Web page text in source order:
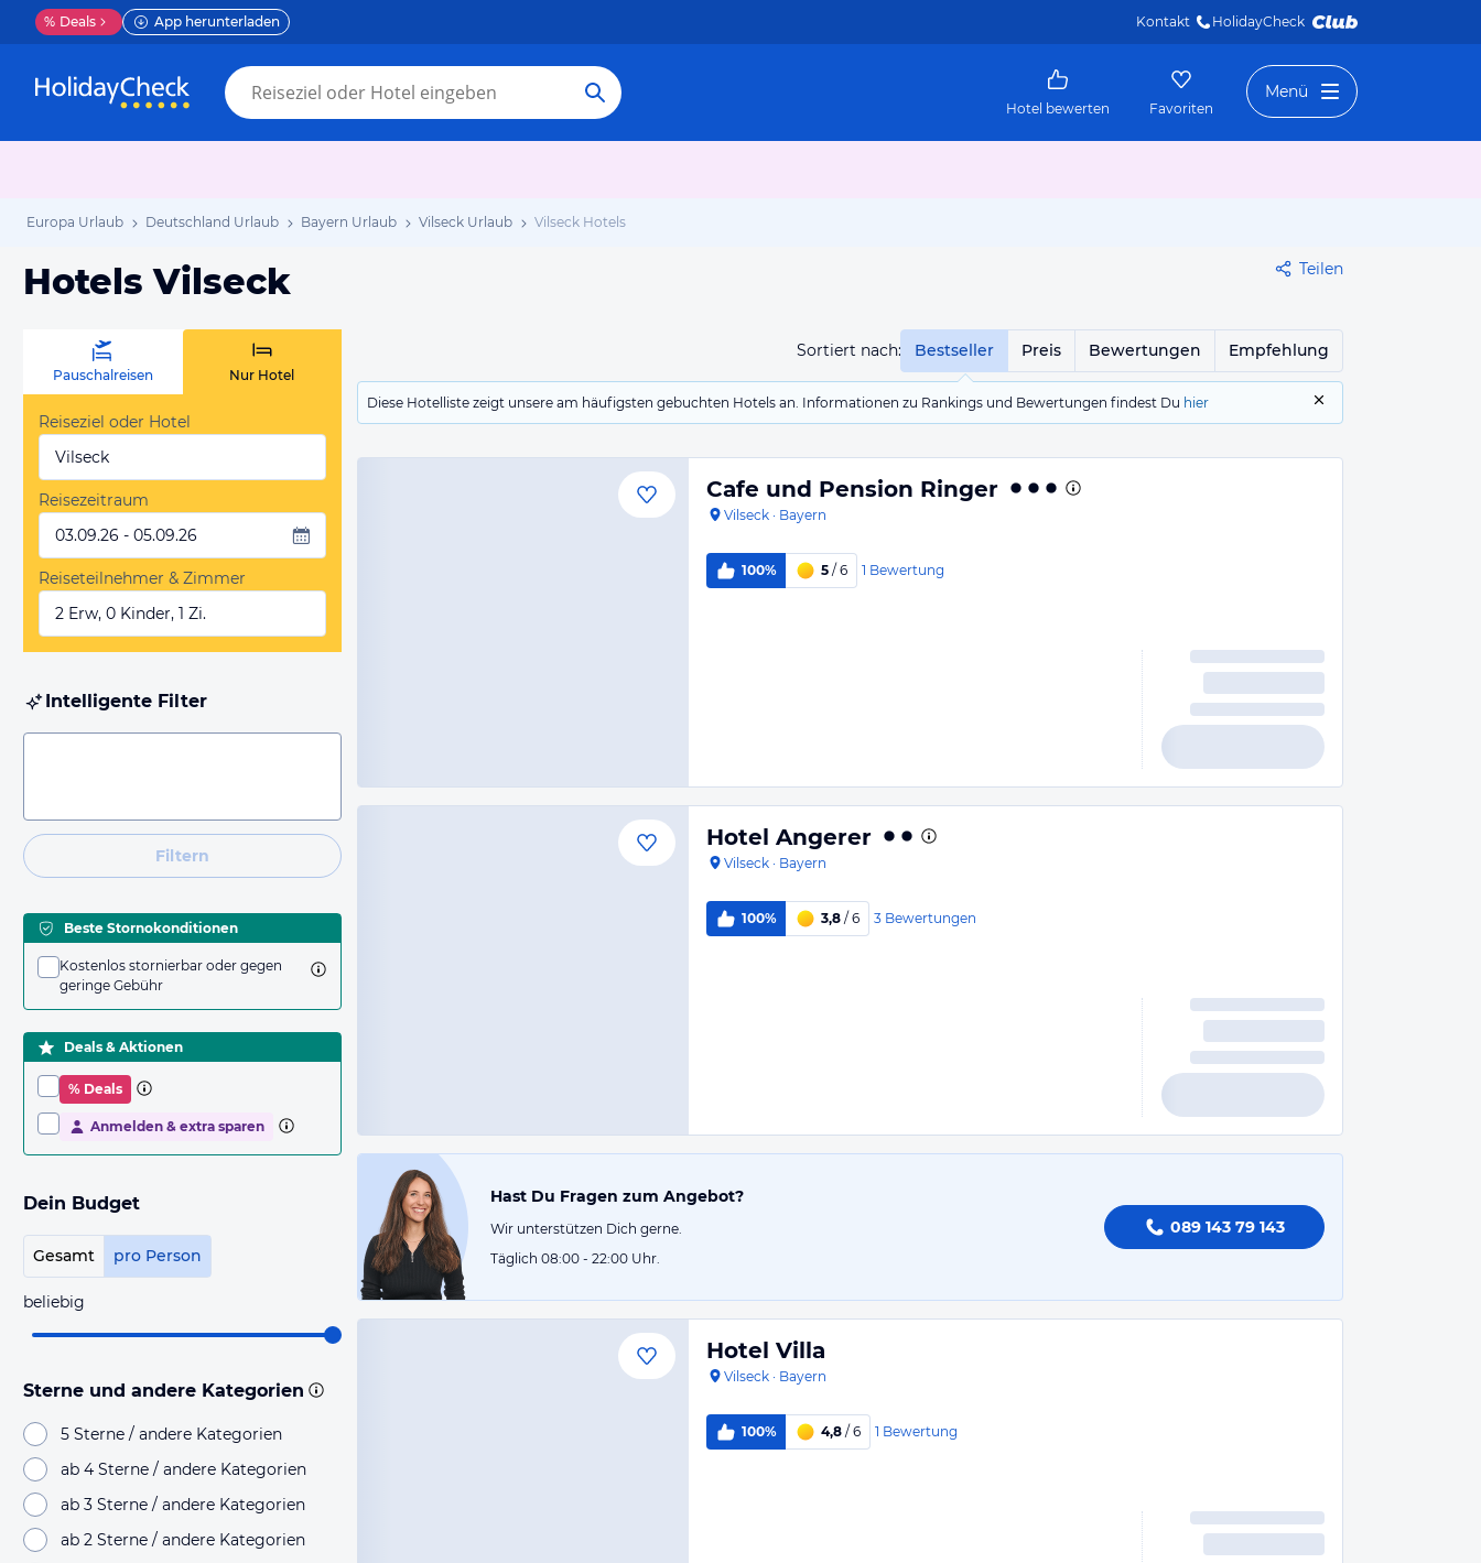
% Deals App herunterladen Kontakt HolidayCheck
Hotel bewerten Favoriten
Menü
Europa Urlaub Deutschland Urlaub Bayern Urlaub Vilseck Urlaub Vilseck Hotels
Hotels Vilseck Teilen
Sortiert nach: Bestseller Preis Bewertungen Empfehlung
Diese Hotelliste zeigt unsere am häufigsten gebuchten Hotels an. Informationen zu Rankings und Bewertungen findest Du hier
Pauschalreisen Nur Hotel
Reiseziel oder Hotel
Vilseck
Reisezeitraum
03.09.26 - 05.09.26
Reiseteilnehmer & Zimmer
2 Erw, 0 Kinder, 1 Zi.
Intelligente Filter
Filtern
Beste Stornokonditionen
Kostenlos stornierbar oder gegen
geringe Gebühr
Deals & Aktionen
% Deals
Anmelden & extra sparen
Dein Budget
Gesamt pro Person
beliebig
Sterne und andere Kategorien
5 Sterne / andere Kategorien
ab 4 Sterne / andere Kategorien
ab 3 Sterne / andere Kategorien
ab 2 Sterne / andere Kategorien
Cafe und Pension Ringer
Vilseck · Bayern
100% 5 / 6 1 Bewertung
Hotel Angerer
Vilseck · Bayern
100% 3,8 / 6 3 Bewertungen
Hast Du Fragen zum Angebot?
Wir unterstützen Dich gerne.
Täglich 08:00 - 22:00 Uhr.
089 143 79 143
Hotel Villa
Vilseck · Bayern
100% 4,8 / 6 1 Bewertung